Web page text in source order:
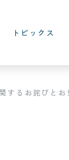
トピックス
するお詫びとお